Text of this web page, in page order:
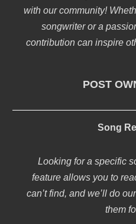
with our community!
songwriter or a
contribution can inspire
POST
Song
Looking for a specific
feature allows you to
can’t find, and we’ll do
them